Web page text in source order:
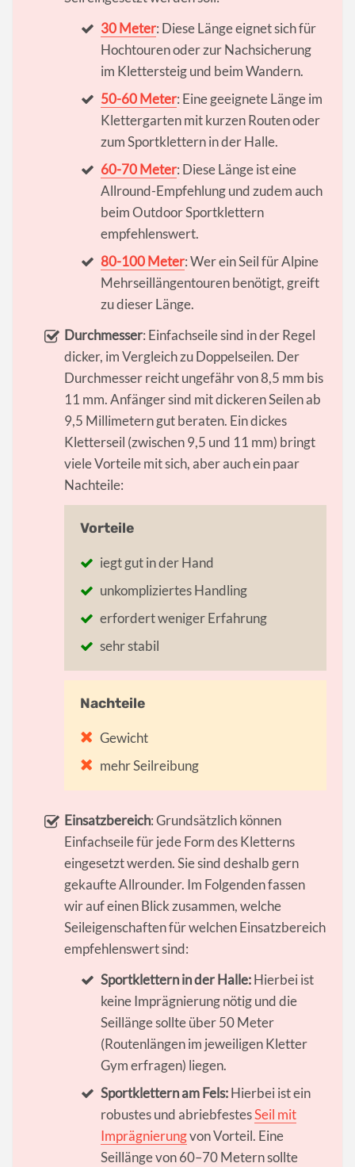
30 Meter: Diese Länge eignet sich für
Hochtouren oder zur Nachsicherung
im Klettersteig und beim Wandern.
50-60 Meter: Eine geeignete Länge im
Klettergarten mit kurzen Routen oder
zum Sportklettern in der Halle.
60-70 Meter: Diese Länge ist eine
Allround-Empfehlung und zudem auch
beim Outdoor Sportklettern
empfehlenswert.
80-100 Meter: Wer ein Seil für Alpine
Mehrseillängentouren benötigt, greift
zu dieser Länge.
Durchmesser: Einfachseile sind in der Regel
dicker, im Vergleich zu Doppelseilen. Der
Durchmesser reicht ungefähr von 8,5 mm bis
11 mm. Anfänger sind mit dickeren Seilen ab
9,5 Millimetern gut beraten. Ein dickes
Kletterseil (zwischen 9,5 und 11 mm) bringt
viele Vorteile mit sich, aber auch ein paar
Nachteile:
iegt gut in der Hand
unkompliziertes Handling
erfordert weniger Erfahrung
sehr stabil
Gewicht
mehr Seilreibung
Einsatzbereich: Grundsätzlich können
Einfachseile für jede Form des Kletterns
eingesetzt werden. Sie sind deshalb gern
gekaufte Allrounder. Im Folgenden fassen
wir auf einen Blick zusammen, welche
Seileigenschaften für welchen Einsatzbereich
empfehlenswert sind:
Sportklettern in der Halle:Hierbei ist
keine Imprägnierung nötig und die
Seillänge sollte über 50 Meter
(Routenlängen im jeweiligen Kletter
Gym erfragen) liegen.
Sportklettern am Fels:Hierbei ist ein
robustes und abriebfestesSeil mit
Imprägnierungvon Vorteil. Eine
Seillänge von 60–70 Metern sollte